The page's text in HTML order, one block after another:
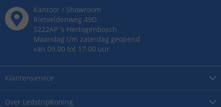
Over LedstripKoning
Klantenservice
Kantoor / Showroom
Rietveldenweg 49D
5222AP 's Hertogenbosch
Maandag t/m zaterdag geopend
van 09.00 tot 17.00 uur